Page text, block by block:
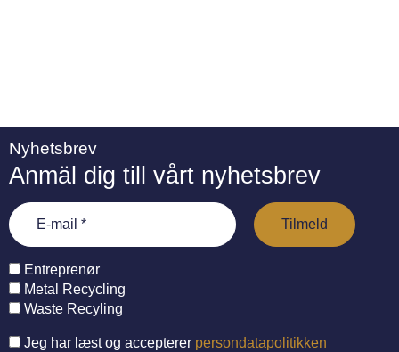
Nyhetsbrev
Anmäl dig till vårt nyhetsbrev
Entreprenør
Metal Recycling
Waste Recyling
Jeg har læst og accepterer persondatapolitikken